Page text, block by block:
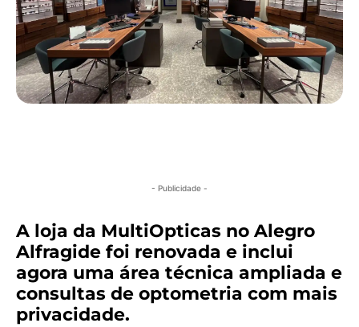
- Publicidade -
A loja da MultiOpticas no Alegro
Alfragide foi renovada e inclui
agora uma área técnica ampliada e
consultas de optometria com mais
privacidade.